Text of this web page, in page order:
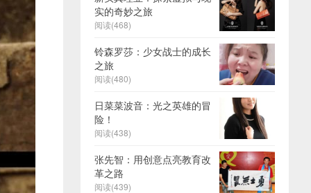
实的奇妙之旅
阅读(468)
铃森罗莎：少女战士的成长
之旅
阅读(480)
日菜菜波音：光之英雄的冒
险！
阅读(438)
张先智：用创意点亮教育改
革之路
阅读(439)